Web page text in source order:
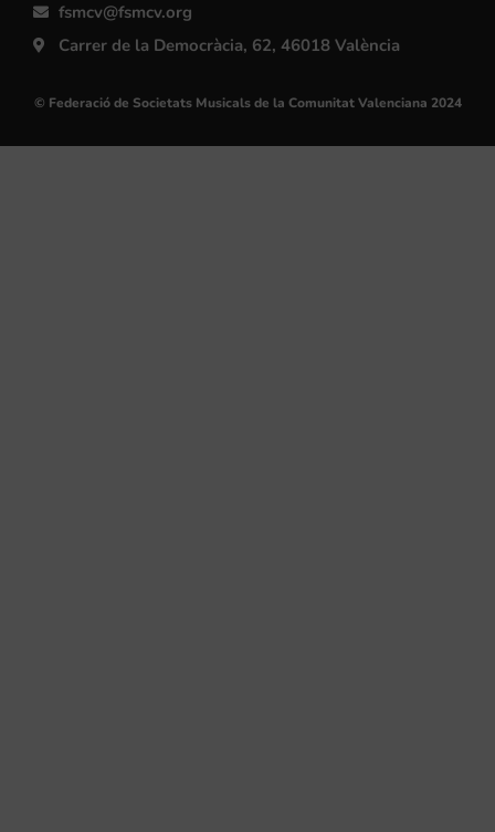
fsmcv@fsmcv.org
Carrer de la Democràcia, 62, 46018 València
© Federació de Societats Musicals de la Comunitat Valenciana 2024